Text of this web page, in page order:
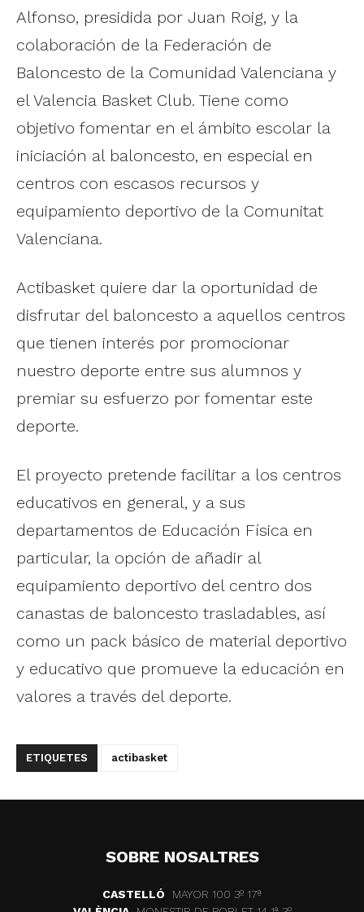
Alfonso, presidida por Juan Roig, y la
colaboración de la Federación de
Baloncesto de la Comunidad Valenciana y
el Valencia Basket Club. Tiene como
objetivo fomentar en el ámbito escolar la
iniciación al baloncesto, en especial en
centros con escasos recursos y
equipamiento deportivo de la Comunitat
Valenciana.
Actibasket quiere dar la oportunidad de
disfrutar del baloncesto a aquellos centros
que tienen interés por promocionar
nuestro deporte entre sus alumnos y
premiar su esfuerzo por fomentar este
deporte.
El proyecto pretende facilitar a los centros
educativos en general, y a sus
departamentos de Educación Física en
particular, la opción de añadir al
equipamiento deportivo del centro dos
canastas de baloncesto trasladables, así
como un pack básico de material deportivo
y educativo que promueve la educación en
valores a través del deporte.
ETIQUETES actibasket
SOBRE NOSALTRES
CASTELLÓ
MAYOR 100 3º 17ª